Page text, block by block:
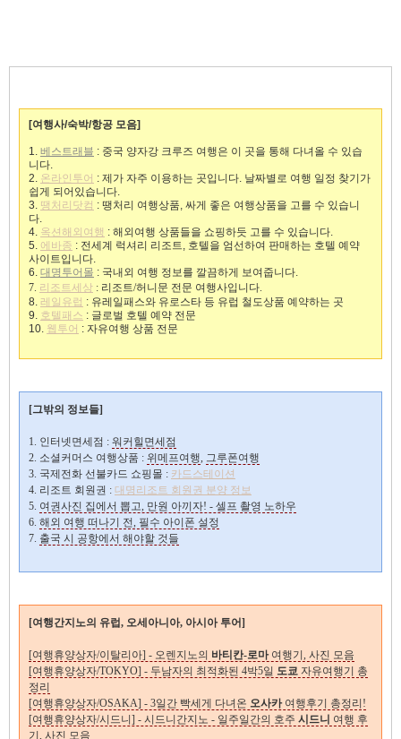
[여행사/숙박/항공 모음]
1. 베스트래블 : 중국 양자강 크루즈 여행은 이 곳을 통해 다녀올 수 있습
니다.
2. 온라인투어 : 제가 자주 이용하는 곳입니다. 날짜별로 여행 일정 찾기가
쉽게 되어있습니다.
3. 땡처리닷컴 : 땡처리 여행상품, 싸게 좋은 여행상품을 고를 수 있습니
다.
4. 옥션해외여행 : 해외여행 상품들을 쇼핑하듯 고를 수 있습니다.
5. 에바종 : 전세계 럭셔리 리조트, 호텔을 엄선하여 판매하는 호텔 예약
사이트입니다.
6. 대명투어몰 : 국내외 여행 정보를 깔끔하게 보여줍니다.
7. 리조트세상 : 리조트/허니문 전문 여행사입니다.
8. 레일유럽 : 유레일패스와 유로스타 등 유럽 철도상품 예약하는 곳
9. 호텔패스 : 글로벌 호텔 예약 전문
10. 웹투어 : 자유여행 상품 전문
[그밖의 정보들]
1. 인터넷면세점 : 워커힐면세점
2. 소셜커머스 여행상품 : 위메프여행, 그루폰여행
3. 국제전화 선불카드 쇼핑몰 : 카드스테이션
4. 리조트 회원권 : 대명리조트 회원권 분양 정보
5. 여권사진 집에서 뽑고, 만원 아끼자! - 셀프 촬영 노하우
6. 해외 여행 떠나기 전, 필수 아이폰 설정
7. 출국 시 공항에서 해야할 것들
[여행간지노의 유럽, 오세아니아, 아시아 투어]
[여행휴양상자/이탈리아] - 오렌지노의 바티칸-로마여행기, 사진 모음
[여행휴양상자/TOKYO] - 두남자의 최적화된 4박5일 도쿄 자유여행기 총
정리
[여행휴양상자/OSAKA] - 3일간 빡세게 다녀온 오사카여행후기 총정리!
[여행휴양상자/시드니] - 시드니간지노 - 일주일간의 호주 시드니 여행 후
기, 사진 모음